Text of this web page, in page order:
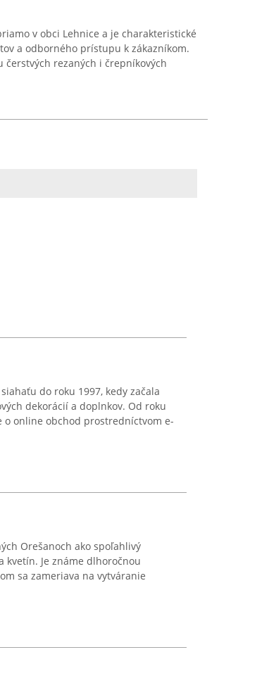
v obci Lehnice a je charakteristické
a odborného prístupu k zákazníkom.
rezaných i črepníkových
do roku 1997, kedy začala
dekorácií a doplnkov. Od roku
o online obchod prostredníctvom e-
Orešanoch ako spoľahlivý
kvetín. Je známe dlhoročnou
sa zameriava na vytváranie